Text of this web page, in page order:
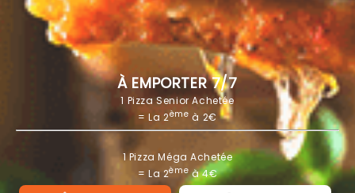
LA CARTE
VOTRE COMPTE
NOTRE RESTAURANT
VOS AVIS
MENTIONS LÉGALES
À EMPORTER 7/7
1 Pizza Senior Achetée
= La 2ème à 2€
1 Pizza Méga Achetée
= La 2èmeà 4€